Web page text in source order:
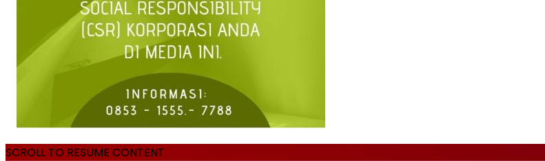
SCROLL TO RESUME CONTENT